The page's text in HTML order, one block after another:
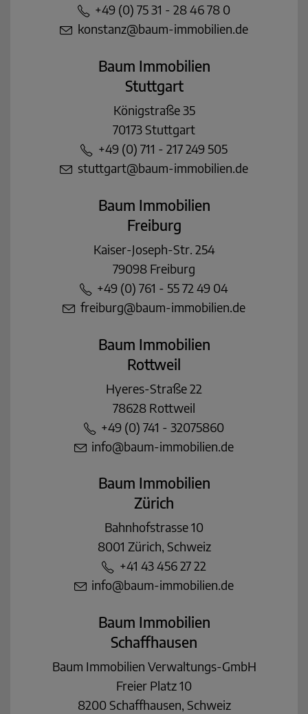
+49 (0) 75 31 - 28 46 78 0
konstanz@baum-immobilien.de
Baum Immobilien
Stuttgart
Königstraße 35
70173 Stuttgart
+49 (0) 711 - 217 249 505
stuttgart@baum-immobilien.de
Baum Immobilien
Freiburg
Kaiser-Joseph-Str. 254
79098 Freiburg
+49 (0) 761 - 55 72 49 04
freiburg@baum-immobilien.de
Baum Immobilien
Rottweil
Hyeres-Straße 22
78628 Rottweil
+49 (0) 741 - 32075860
info@baum-immobilien.de
Baum Immobilien
Zürich
Bahnhofstrasse 10
8001 Zürich, Schweiz
+41 43 456 27 22
info@baum-immobilien.de
Baum Immobilien
Schaffhausen
Baum Immobilien Verwaltungs-GmbH
Freier Platz 10
8200 Schaffhausen, Schweiz